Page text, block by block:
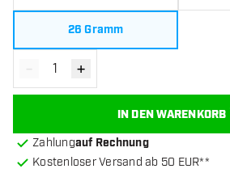
26 Gramm
Menge verringern
- Menge erhöhen
+
IN DEN WARENKORB
Zahlungauf Rechnung
Kostenloser Versand ab 50 EUR**